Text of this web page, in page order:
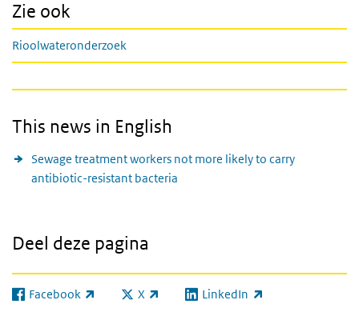
Zie ook
Rioolwateronderzoek
This news in English
Sewage treatment workers not more likely to carry
antibiotic-resistant bacteria
Deel deze pagina
Facebook
(externe link) X
(externe link) LinkedIn
(externe link)